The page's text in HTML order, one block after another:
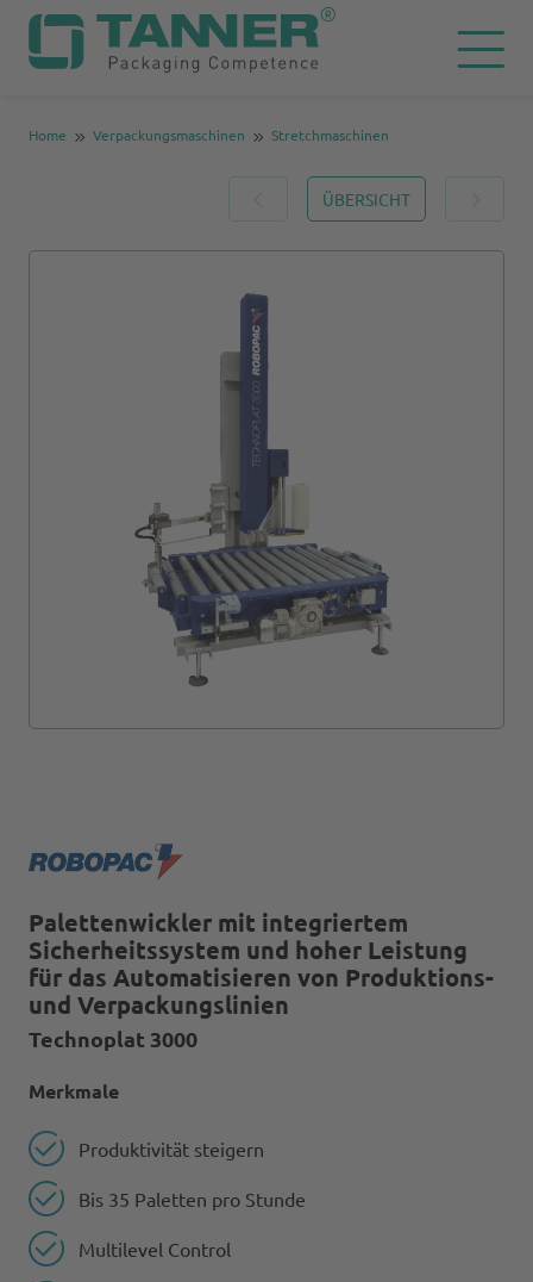
Home Verpackungsmaschinen Stretchmaschinen
ÜBERSICHT
Palettenwickler mit integriertem
Sicherheitssystem und hoher Leistung
für das Automatisieren von Produktions-
und Verpackungslinien
Technoplat 3000
Merkmale
Produktivität steigern
Bis 35 Paletten pro Stunde
Multilevel Control